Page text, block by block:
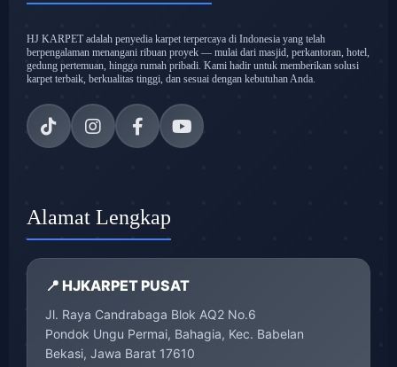
HJ KARPET adalah penyedia karpet terpercaya di Indonesia yang telah
berpengalaman menangani ribuan proyek — mulai dari masjid, perkantoran, hotel,
gedung pertemuan, hingga rumah pribadi. Kami hadir untuk memberikan solusi
karpet terbaik, berkualitas tinggi, dan sesuai dengan kebutuhan Anda.
Alamat Lengkap
📍 HJKARPET PUSAT
Jl. Raya Candrabaga Blok AQ2 No.6
Pondok Ungu Permai, Bahagia, Kec. Babelan
Bekasi, Jawa Barat 17610